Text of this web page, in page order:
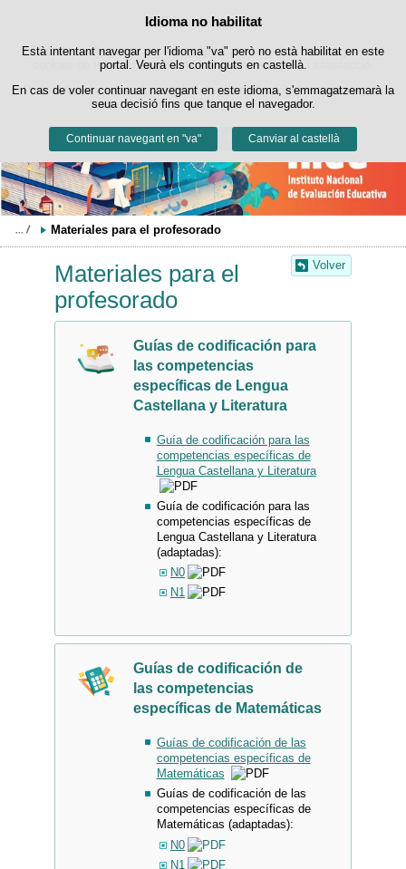
Política de cookies
Este lloc web utilitza cookies pròpies per a facilitar la navegació i
cookies de tercers per a obtindre estadístiques d'ús i satisfacció.
Podeu obtindre més informació en l'apartat "Cookies" del nostreavís
legal.
Acceptar Rebutjar
Idioma no habilitat
Està intentant navegar per l'idioma "va" però no està habilitat en este
portal. Veurà els continguts en castellà.
En cas de voler continuar navegant en este idioma, s'emmagatzemarà la
seua decisió fins que tanque el navegador.
Continuar navegant en "va" Canviar al castellà
Passar al contingut
Materiales para el profesorado
Volver
Materiales para el
profesorado
Guías de codificación para
las competencias
específicas de Lengua
Castellana y Literatura
Guía de codificación para las
competencias específicas de
Lengua Castellana y Literatura
Guía de codificación para las
competencias específicas de
Lengua Castellana y Literatura
(adaptadas):
N0
N1
Guías de codificación de
las competencias
específicas de Matemáticas
Guías de codificación de las
competencias específicas de
Matemáticas
Guías de codificación de las
competencias específicas de
Matemáticas (adaptadas):
N0
N1